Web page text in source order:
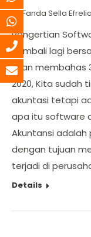
ByFanda Sella Efrelia
Pengertian
Kembali lagi
akan membahas
2020, Kita sudah
akuntasi tetapi
apa itu software
Akuntansi
dengan tujuan
terjadi di
Details